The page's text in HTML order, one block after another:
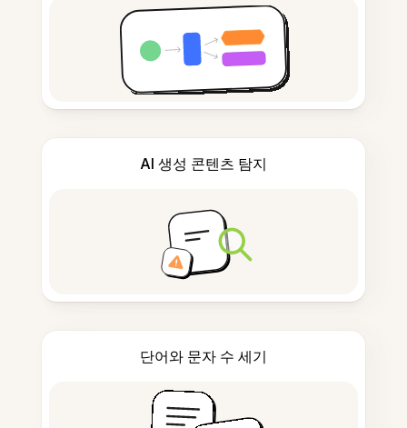
AI 생성 콘텐츠 탐지
단어와 문자 수 세기